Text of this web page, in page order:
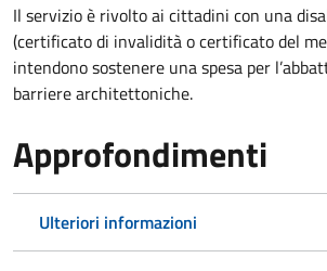
Il servizio è rivolto ai cittadini con una
(certificato di invalidità o certificato del
intendono sostenere una spesa per
barriere architettoniche.
Approfondimenti
Ulteriori informazioni